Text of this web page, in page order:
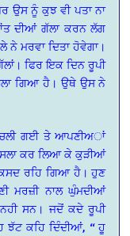
ਉਸ ਨੂੰ ਕੁਝ ਵੀ ਪਤਾ ਨਾ
ਦੀਆਂ ਗੱਲਾ ਕਰਨ ਲੱਗ
ਮਰਵਾ ਦਿਤਾ ਹੋਵੇਗਾ।
ਫਿਰ ਇਕ ਦਿਨ ਰੂਪੀ
ਗਿਆ ਹੈ। ਉਥੇ ਉਸ ਨੇ
ਗਈ ਤੇ ਆਪਣੀਅਾਂ
ਕਰ ਲਿਆ ਕੇ ਕੁੜੀਆਂ
ਰਹਿ ਗਿਆ ਹੈ। ਹੁਣ
ਮਰਜ਼ੀ ਨਾਲ ਘੁੰਮਦੀਆਂ
ਸਨ। ਜਦੋਂ ਕਦੇ ਰੂਪੀ
ਝੱਟ ਕਹਿ ਦਿੰਦੀਆਂ, “ ਹੂ